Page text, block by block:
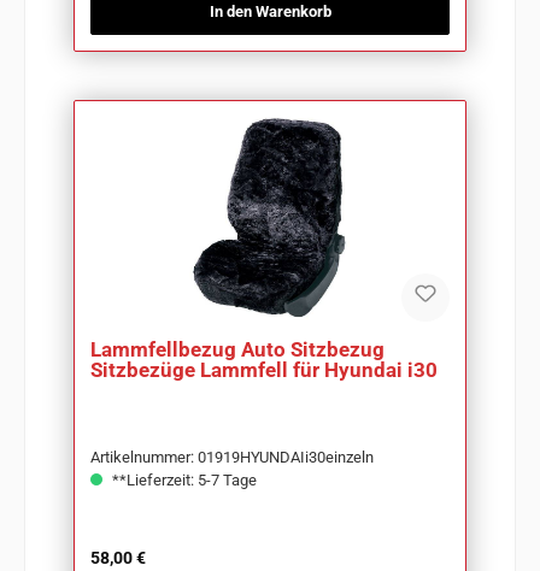
In den Warenkorb
Lammfellbezug Auto Sitzbezug
Sitzbezüge Lammfell für Hyundai i30
Artikelnummer: 01919HYUNDAIi30einzeln
**Lieferzeit: 5-7 Tage
Regulärer Preis:
58,00 €